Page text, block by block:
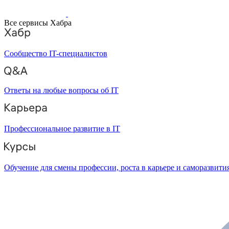
Все сервисы Хабра
Сообщество IT-специалистов
Ответы на любые вопросы об IT
Профессиональное развитие в IT
Обучение для смены профессии, роста в карьере и